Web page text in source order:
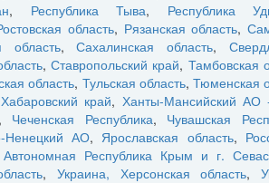
, Республика Тыва, Республика
область, Рязанская область,
область,Сахалинская область,
,Ставропольский край, Тамбовская
область, Тульская область, Тюменская
Хабаровский край, Ханты-Мансийский
Чеченская Республика, Чувашская
Ненецкий АО, Ярославская область,
Республика Крым и г.
,Украина, Херсонская область,